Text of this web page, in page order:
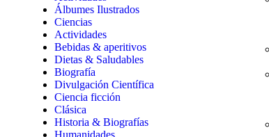
Álbumes Ilustrados
Ciencias
Actividades
Bebidas & aperitivos
Dietas & Saludables
Biografía
Divulgación Científica
Ciencia ficción
Clásica
Historia & Biografías
Humanidades